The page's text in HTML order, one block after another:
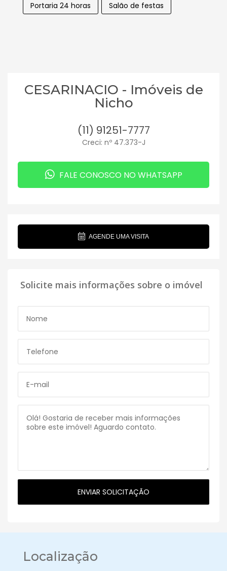
Portaria 24 horas Salão de festas
CESARINACIO - Imóveis de
Nicho
(11) 91251-7777
Creci: nº 47.373-J
FALE CONOSCO NO WHATSAPP
AGENDE UMA VISITA
Solicite mais informações sobre o imóvel
Localização